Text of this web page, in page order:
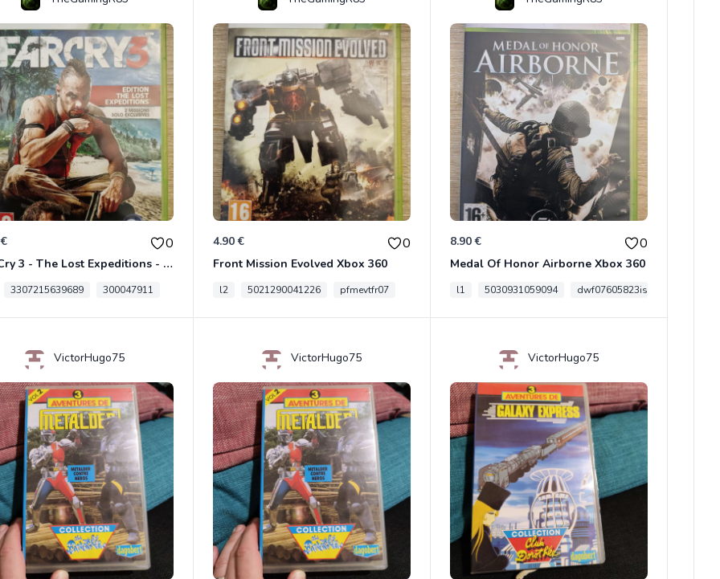
0
Far Cry 3 - The Lost Expeditions - Edition Spéciale Xbox 360
3307215639689 300047911
4.90 € 0
Front Mission Evolved Xbox 360
l2 5021290041226 pfmevtfr07
8.90 € 0
Medal Of Honor Airborne Xbox 360
l1 5030931059094 dwf07605823is
VictorHugo75 VictorHugo75 VictorHugo75